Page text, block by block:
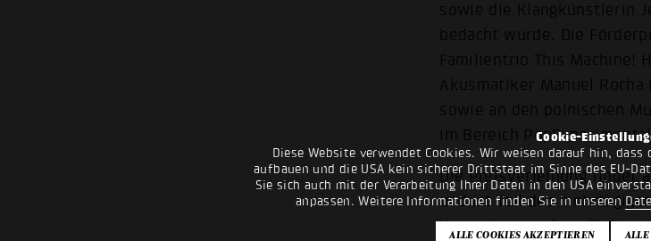
Cookie-
Diese Website verwendet Cookies. Wir weisen darauf hin, dass
aufbauen und die USA kein sicherer Drittstaat im Sinne des EU-
Sie sich auch mit der Verarbeitung Ihrer Daten in den USA
anpassen. Weitere Informationen finden Sie in unseren
sowie die Klangkünstlerin
bedacht wurde. Die
Familientrio This Machine!
Akusmatiker Manuel
sowie an den polnischen
im Bereich
Die Preisverleihung findet
und ist Teil des
Konzerten rund um